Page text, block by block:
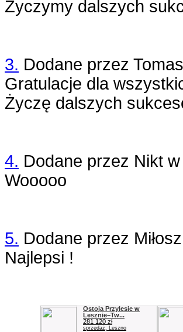
Życzymy dalszych
3. Dodane przez
Gratulacje dla
Życzę dalszych
4. Dodane przez Nikt
Wooooo
5. Dodane przez Miłosz
Najlepsi !
Ostoja Przylesie w
Lesznie–Tw...
281 120 zł
sprzedaż, Leszno